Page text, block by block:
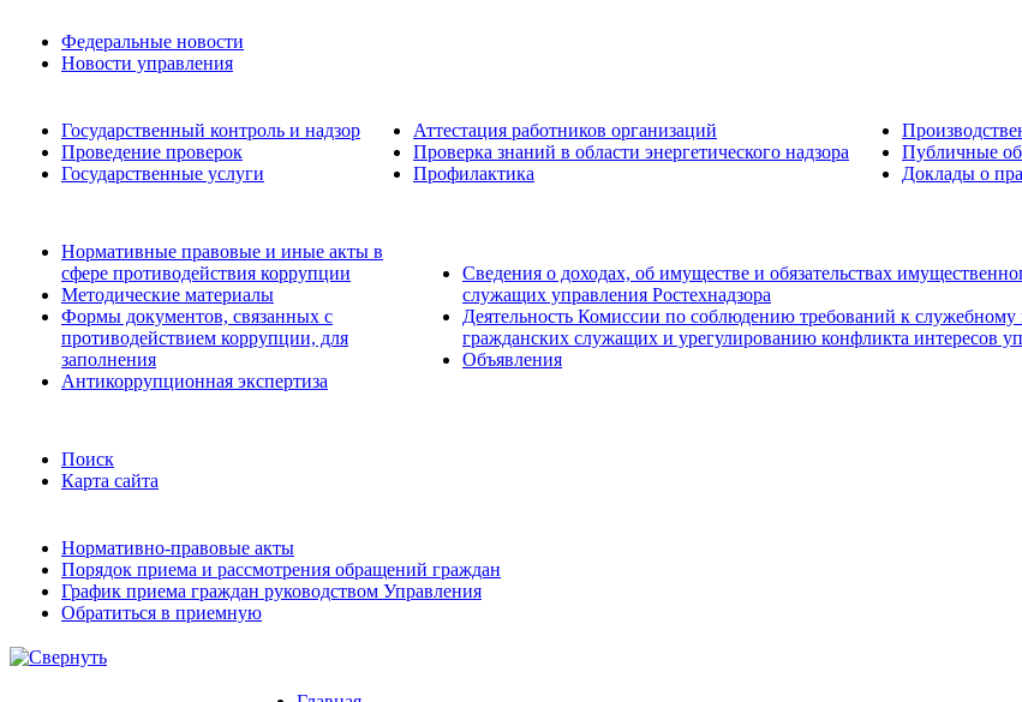
Федеральные новости
Новости управления
Государственный контроль и надзор
Проведение проверок
Государственные услуги
Аттестация работников организаций
Проверка знаний в области энергетического надзора
Профилактика
Публичные
Доклады о
Нормативные правовые и иные акты в
сфере противодействия коррупции
Методические материалы
Формы документов, связанных с
противодействием коррупции, для
заполнения
Антикоррупционная экспертиза
Сведения о доходах, об имуществе и обязательствах
служащих управления Ростехнадзора
Деятельность Комиссии по соблюдению требований к
гражданских служащих и урегулированию конфликта интересов
Объявления
Поиск
Карта сайта
Нормативно-правовые акты
Порядок приема и рассмотрения обращений граждан
График приема граждан руководством Управления
Обратиться в приемную